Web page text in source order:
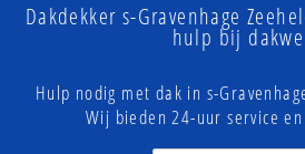
Dakdekker s-Gravenhage
hulp bij
Hulp nodig met dak in s-
Wij bieden 24-uur service